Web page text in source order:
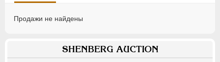
Продажи не найдены
SHENBERG AUCTION